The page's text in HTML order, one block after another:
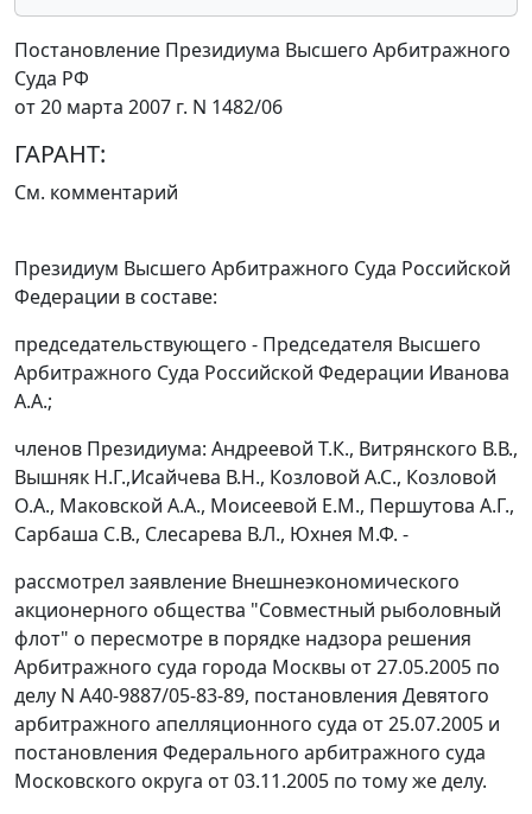
Постановление Президиума Высшего Арбитражного
Суда РФ
от 20 марта 2007 г. N 1482/06
ГАРАНТ:
См. комментарий
Президиум Высшего Арбитражного Суда Российской
Федерации в составе:
председательствующего - Председателя Высшего
Арбитражного Суда Российской Федерации Иванова
А.А.;
членов Президиума: Андреевой Т.К., Витрянского В.В.,
Вышняк Н.Г.,Исайчева В.Н., Козловой А.С., Козловой
О.А., Маковской А.А., Моисеевой Е.М., Першутова А.Г.,
Сарбаша С.В., Слесарева В.Л., Юхнея М.Ф. -
рассмотрел заявление Внешнеэкономического
акционерного общества "Совместный рыболовный
флот" о пересмотре в порядке надзора решения
Арбитражного суда города Москвы от 27.05.2005 по
делу N А40-9887/05-83-89, постановления Девятого
арбитражного апелляционного суда от 25.07.2005 и
постановления Федерального арбитражного суда
Московского округа от 03.11.2005 по тому же делу.